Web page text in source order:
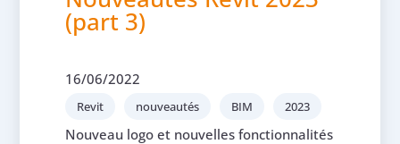
(part 3)
16/06/2022
Revit nouveautés BIM 2023
Nouveau logo et nouvelles fonctionnalités